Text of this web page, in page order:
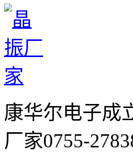
康华尔电子成
厂家0755-